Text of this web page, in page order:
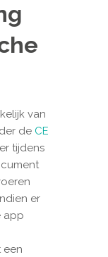
van
de CE
tijdens
er
app
een